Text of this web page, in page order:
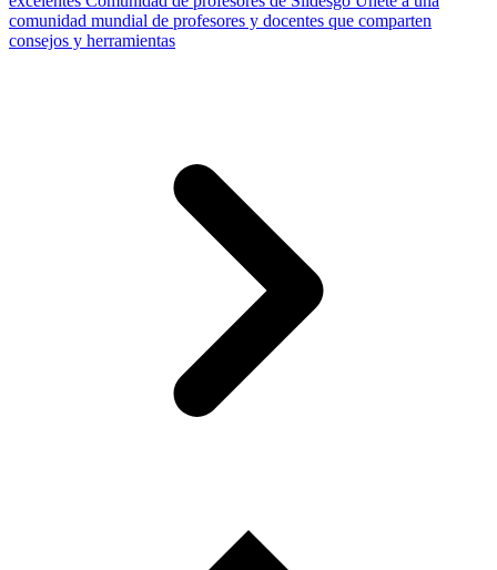
comunidad mundial de profesores y docentes que comparten
consejos y herramientas